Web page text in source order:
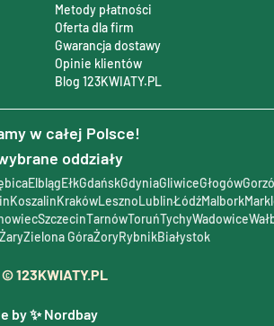
Metody płatności
Oferta dla firm
Gwarancja dostawy
Opinie klientów
Blog 123KWIATY.PL
w całej Polsce!
oddziały
ElblągEłkGdańskGdyniaGliwiceGłogów
KoszalinKrakówLesznoLublinŁódźMalbork
SzczecinTarnówToruńTychyWadowice
ŻaryZielona GóraŻoryRybnikBiałystok
© 123KWIATY.PL
by ✨ Nordbay